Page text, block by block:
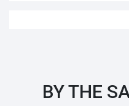
BY THE